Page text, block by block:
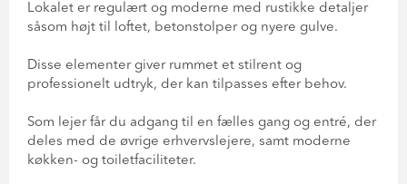
Lokalet er regulært og moderne med rustikke detaljer
såsom højt til loftet, betonstolper og nyere gulve.
Disse elementer giver rummet et stilrent og
professionelt udtryk, der kan tilpasses efter behov.
Som lejer får du adgang til en fælles gang og entré, der
deles med de øvrige erhvervslejere, samt moderne
køkken- og toiletfaciliteter.